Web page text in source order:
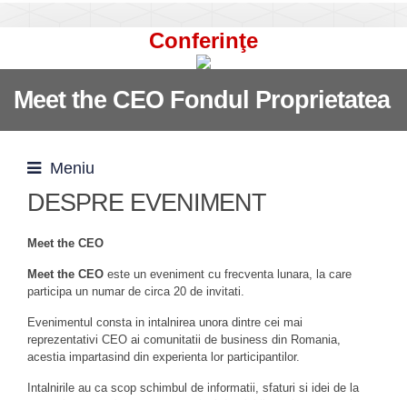
Conferinţe
Meet the CEO Fondul Proprietatea
Meniu
DESPRE EVENIMENT
Meet the CEO
Meet the CEO este un eveniment cu frecventa lunara, la care
participa un numar de circa 20 de invitati.
Evenimentul consta in intalnirea unora dintre cei mai
reprezentativi CEO ai comunitatii de business din Romania,
acestia impartasind din experienta lor participantilor.
Intalnirile au ca scop schimbul de informatii, sfaturi si idei de la